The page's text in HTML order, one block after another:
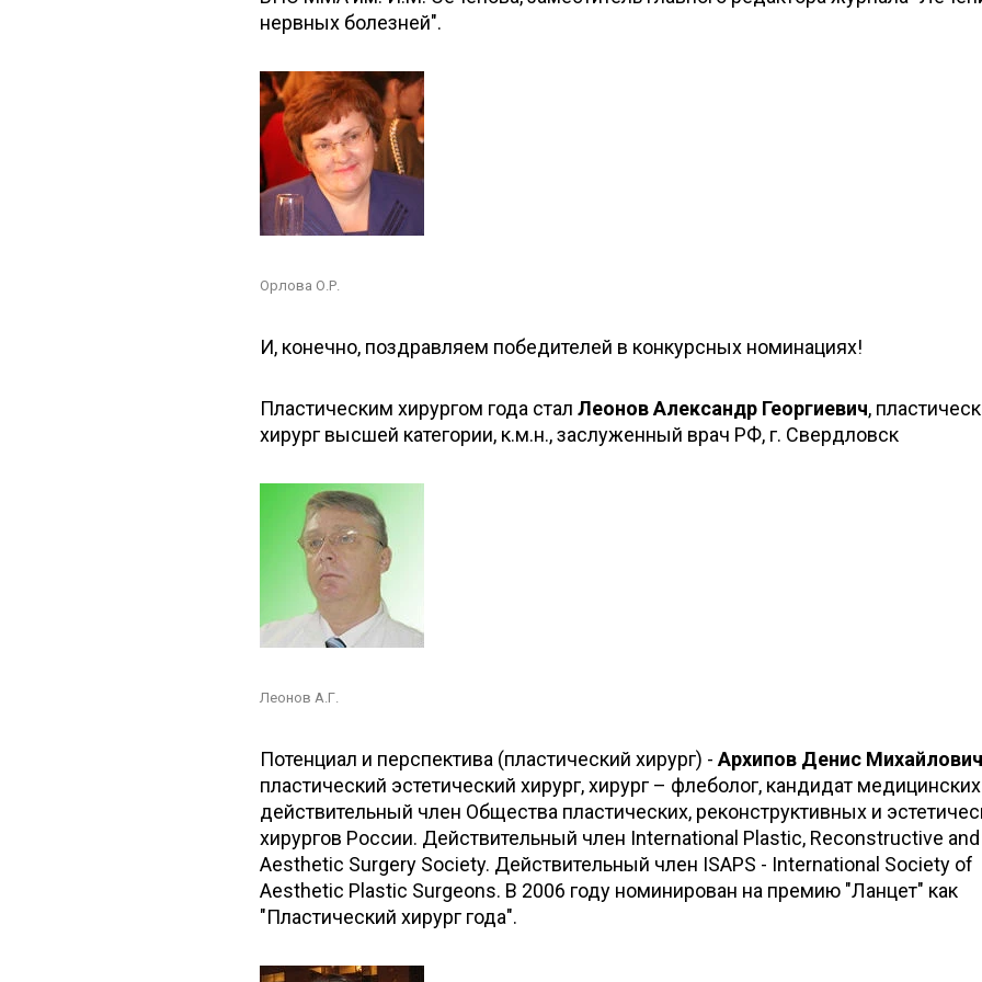
нервных болезней".
Орлова О.Р.
И, конечно, поздравляем победителей в конкурсных номинациях!
Пластическим хирургом года стал Леонов Александр Георгиевич,
хирург высшей категории, к.м.н., заслуженный врач РФ, г. Свердловск
Леонов А.Г.
Потенциал и перспектива (пластический хирург) - Архипов Денис Михайлович
пластический эстетический хирург, хирург – флеболог, кандидат медицинских
действительный член Общества пластических, реконструктивных и
хирургов России. Действительный член International Plastic, Reconstructive and
Aesthetic Surgery Society. Действительный член ISAPS - International Society of
Aesthetic Plastic Surgeons. В 2006 году номинирован на премию "Ланцет" как
"Пластический хирург года".